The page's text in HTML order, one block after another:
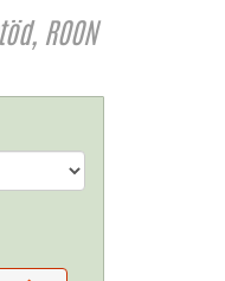
ROON